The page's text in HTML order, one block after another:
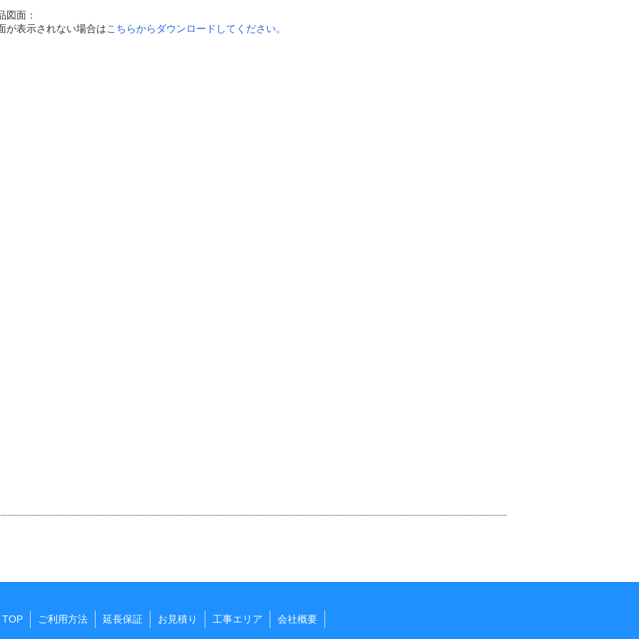
図面：
が表示されない場合はこちらからダウンロードしてください。
TOP ご利用方法 延長保証 お見積り 工事エリア 会社概要